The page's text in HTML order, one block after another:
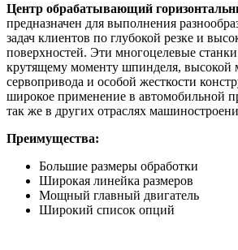
Центр обрабатывающий
предназначен для выполнения
задач клиентов по глубокой резке и
поверхностей. Эти многоцелевые
крутящему моменту шпинделя, высокой
сервопривода и особой жесткости
широкое применение в автомобильной
так же в других отраслях
Преимущества:
Большие размеры обработки
Широкая линейка размеров
Мощный главный двигатель
Широкий список опций